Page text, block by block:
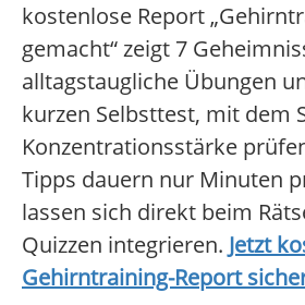
kostenlose Report
gemacht“ zeigt 7
alltagstaugliche Übungen
kurzen Selbsttest, mit dem
Konzentrationsstärke
Tipps dauern nur Minuten
lassen sich direkt beim
Quizzen integrieren. Jetzt
Gehirntraining-Report